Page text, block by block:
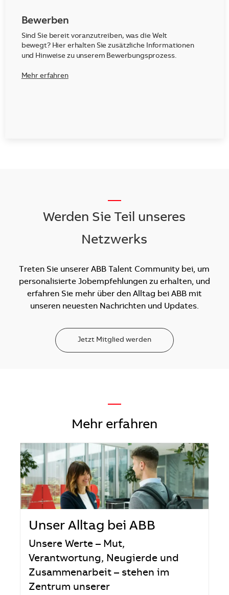
Bewerben
Sind Sie bereit voranzutreiben, was die Welt
bewegt? Hier erhalten Sie zusätzliche Informationen
und Hinweise zu unserem Bewerbungsprozess.
Mehr erfahren
Werden Sie Teil unseres
Netzwerks
Treten Sie unserer ABB Talent Community bei, um
personalisierte Jobempfehlungen zu erhalten, und
erfahren Sie mehr über den Alltag bei ABB mit
unseren neuesten Nachrichten und Updates.
Jetzt Mitglied werden
—
Mehr erfahren
Unser Alltag bei ABB
Unsere Werte – Mut,
Verantwortung, Neugierde und
Zusammenarbeit – stehen im
Zentrum unserer